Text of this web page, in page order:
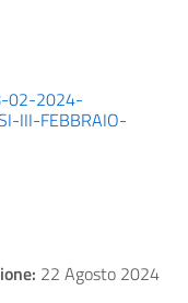
02-2024-
III-FEBBRAIO-
22 Agosto 2024